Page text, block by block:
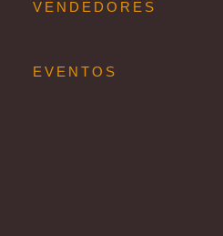
VENDEDORES
EVENTOS